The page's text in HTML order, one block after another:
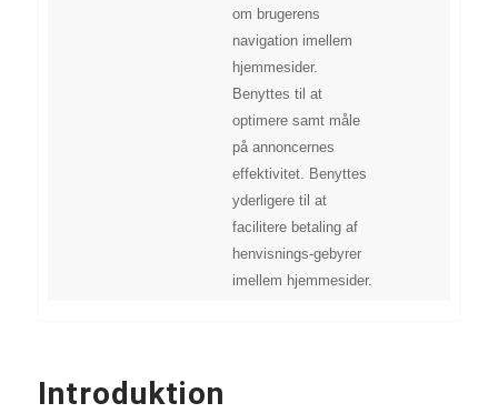
om brugerens
navigation imellem
hjemmesider.
Benyttes til at
optimere samt måle
på annoncernes
effektivitet. Benyttes
yderligere til at
facilitere betaling af
henvisnings-gebyrer
imellem hjemmesider.
Introduktion